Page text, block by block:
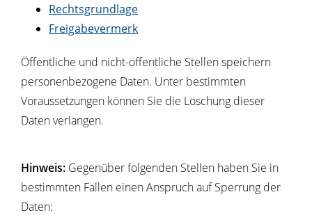
Rechtsgrundlage
Freigabevermerk
Öffentliche und nicht-öffentliche Stellen speichern
personenbezogene Daten. Unter bestimmten
Voraussetzungen können Sie die Löschung dieser
Daten verlangen.
Hinweis: Gegenüber folgenden Stellen haben Sie in
bestimmten Fällen einen Anspruch auf Sperrung der
Daten: